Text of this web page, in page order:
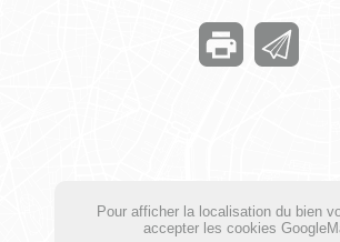
Pour afficher la localisation du bien
accepter les cookies